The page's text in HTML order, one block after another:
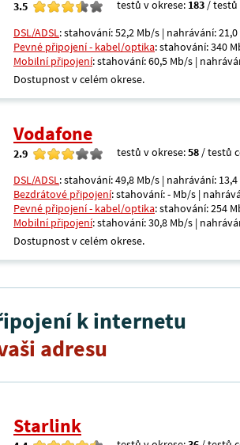
3.5 testů v okrese: 183 / testů
DSL/ADSL: stahování: 52,2 Mb/s | nahrávání:
Pevné připojení - kabel/optika: stahování: 340
Mobilní připojení: stahování: 60,5 Mb/s |
Dostupnost v celém okrese.
Vodafone
2.9 testů v okrese:58 / testů
DSL/ADSL: stahování: 49,8 Mb/s | nahrávání:
Bezdrátové připojení: stahování: - Mb/s |
Pevné připojení - kabel/optika: stahování: 254
Mobilní připojení: stahování: 30,8 Mb/s |
Dostupnost v celém okrese.
k internetu
adresu
Starlink